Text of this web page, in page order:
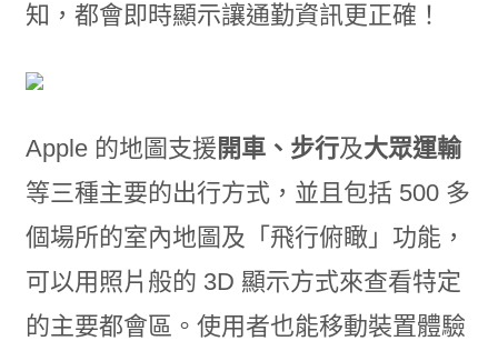
知，都會即時顯示讓通勤資訊更正確！
Apple 的地圖支援 開車、步行及大眾運輸
等三種主要的出行方式，並且包括 500 多
個場所的室內地圖及「飛行俯瞰」功能，
可以用照片般的 3D 顯示方式來查看特定
的主要都會區。使用者也能移動裝置體驗